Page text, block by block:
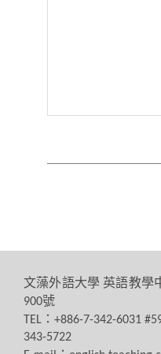
文藻外語大學 英語教學
900號
TEL ：+886-7-342-6031
343-5722